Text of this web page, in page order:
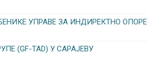
УПРАВЕ ЗА ИНДИРЕКТНО
(GF-TAD) У САРАЈЕВУ